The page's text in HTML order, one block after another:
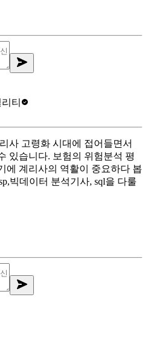
티
사 고령화 시대에 접어들면서
있습니다. 보험의 위험분석 평
에 계리사의 역활이 중요하다 봅
빅데이터 분석기사, sql을 다룰